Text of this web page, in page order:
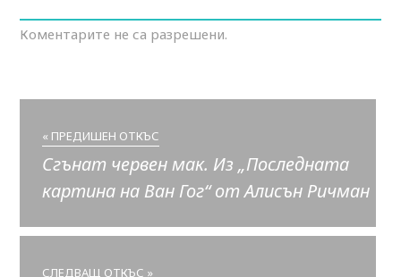
Коментарите не са разрешени.
« ПРЕДИШЕН ОТКЪС
Сгънат червен мак. Из „Последната
картина на Ван Гог“ от Алисън Ричман
СЛЕДВАЩ ОТКЪС »